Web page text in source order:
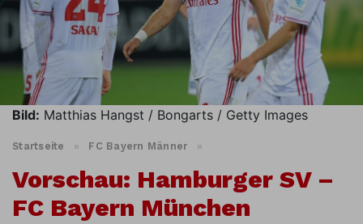
Bild: Matthias Hangst / Bongarts / Getty Images
Startseite » FC Bayern Männer »
Vorschau: Hamburger SV –
FC Bayern München